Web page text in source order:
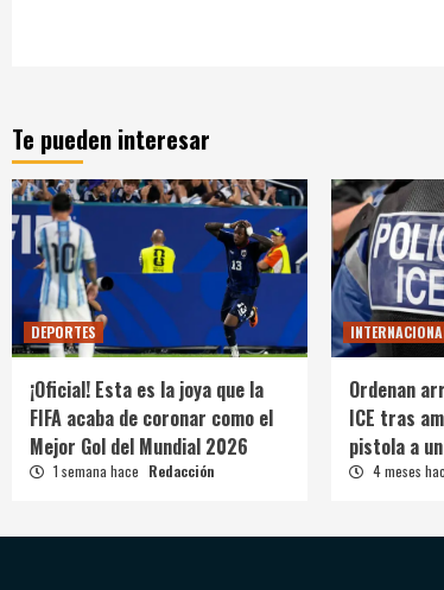
Te pueden interesar
DEPORTES
¡Oficial! Esta es la joya que la
FIFA acaba de coronar como el
Mejor Gol del Mundial 2026
1 semana hace Redacción
Ordenan
ICE tras
pistola a
4 meses